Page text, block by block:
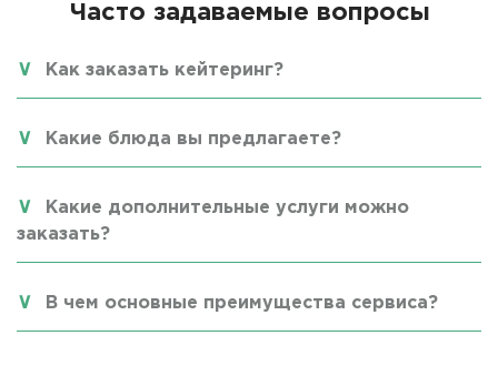
Часто задаваемые вопросы
Как заказать кейтеринг?
Какие блюда вы предлагаете?
Какие дополнительные услуги можно
заказать?
В чем основные преимущества сервиса?